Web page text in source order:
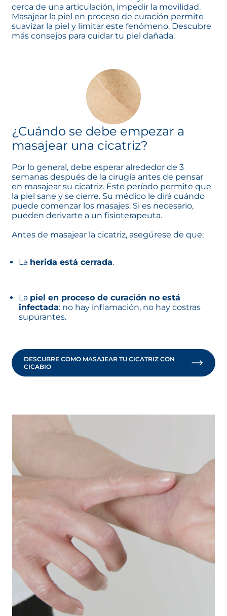
cerca de una articulación, impedir la movilidad.
Masajear la piel en proceso de curación permite
suavizar la piel y limitar este fenómeno. Descubre
más consejos para cuidar tu piel dañada.
¿Cuándo se debe empezar a
masajear una cicatriz?
Por lo general, debe esperar alrededor de 3
semanas después de la cirugía antes de pensar
en masajear su cicatriz. Este período permite que
la piel sane y se cierre. Su médico le dirá cuándo
puede comenzar los masajes. Si es necesario,
pueden derivarte a un fisioterapeuta.
Antes de masajear la cicatriz, asegúrese de que:
La herida está cerrada.
La piel en proceso de curación no está
infectada: no hay inflamación, no hay costras
supurantes.
DESCUBRE COMO MASAJEAR TU CICATRIZ CON
CICABIO